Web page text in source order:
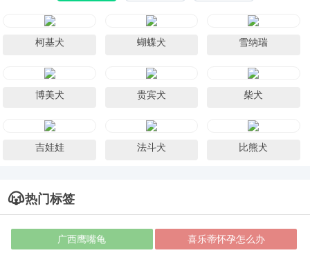
柯基犬 蝴蝶犬 雪纳瑞
博美犬 贵宾犬 柴犬
吉娃娃 法斗犬 比熊犬
热门标签
广西鹰嘴龟 喜乐蒂怀孕怎么办